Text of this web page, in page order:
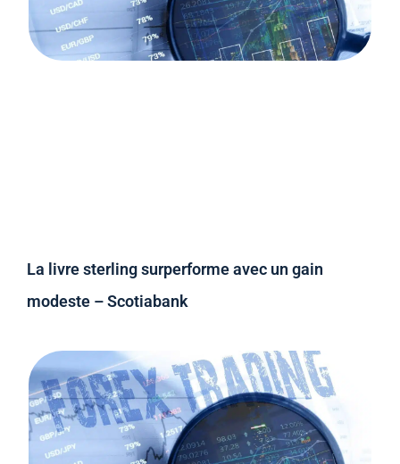
La livre sterling surperforme avec un gain
modeste – Scotiabank